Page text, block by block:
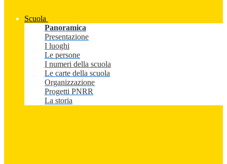
Scuola
Panoramica
Presentazione
I luoghi
Le persone
I numeri della scuola
Le carte della scuola
Organizzazione
Progetti PNRR
La storia